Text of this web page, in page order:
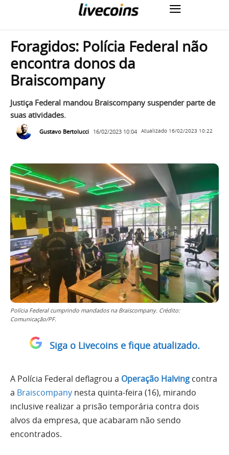
Foragidos: Polícia Federal não
encontra donos da
Braiscompany
Justiça Federal mandou Braiscompany suspender parte de
suas atividades.
Gustavo Bertolucci 16/02/2023 10:04 Atualizado 16/02/2023 10:22
Polícia Federal cumprindo mandados na Braiscompany. Crédito:
Comunicação/PF.
Siga o Livecoins e fique atualizado.
A Polícia Federal deflagrou a Operação Halving contra
a Braiscompany nesta quinta-feira (16), mirando
inclusive realizar a prisão temporária contra dois
alvos da empresa, que acabaram não sendo
encontrados.